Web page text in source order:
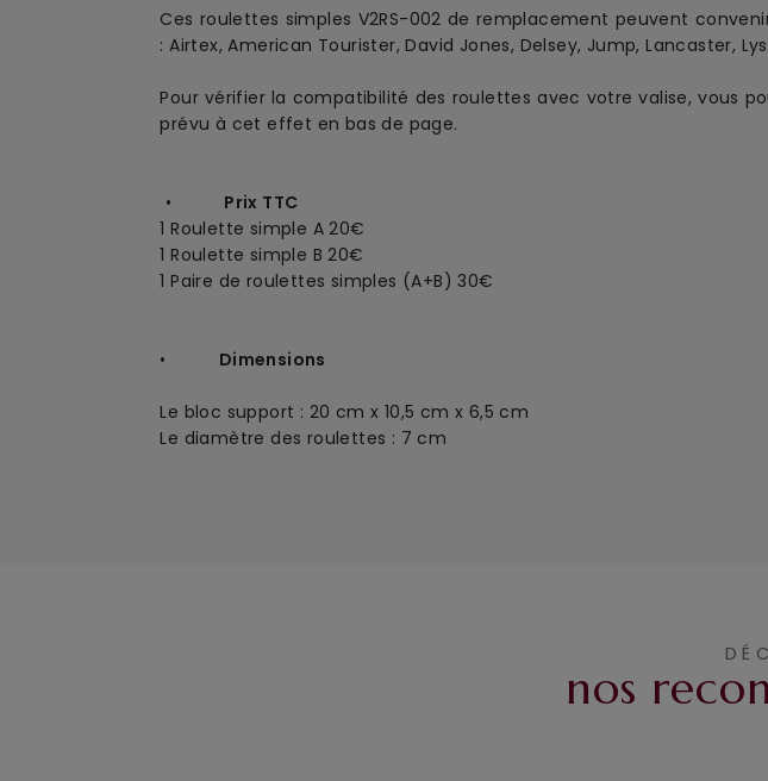
Ces roulettes simples V2RS-002 de remplacement peuvent
:Airtex, American Tourister, David Jones, Delsey, Jump, Lancaster,
Pour vérifier la compatibilité des roulettes avec votre valise, vous
prévu à cet effet en bas de page.
• Prix TTC
1 Roulette simple A 20€
1 Roulette simple B 20€
1 Paire de roulettes simples (A+B) 30€
• Dimensions
Le bloc support : 20 cm x 10,5 cm x 6,5 cm
Le diamètre des roulettes : 7 cm
nos